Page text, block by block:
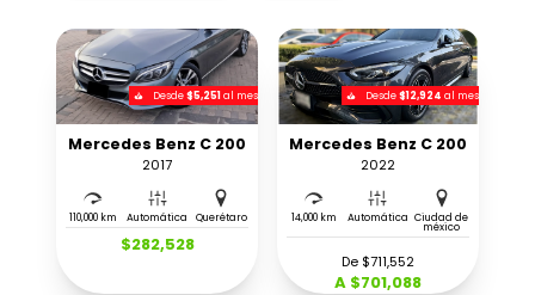
Desde$5,251al mes
Mercedes Benz C 200
2017
110,000 km Automática Querétaro
$282,528
Desde$12,924 al mes
Mercedes Benz C 200
2022
14,000 km Automática Ciudad de
méxico
De $711,552
A $701,088